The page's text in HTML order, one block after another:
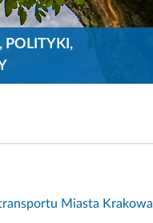
POLITYKI,
Miasta Krakowa